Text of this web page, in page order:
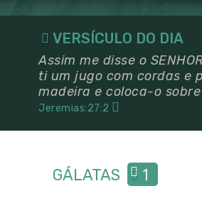
VERSÍCULO DO DIA
Assim me disse o
ti um jugo com cordas e
madeira e coloca-o
Jeremias:27:2
GÁLATAS 1